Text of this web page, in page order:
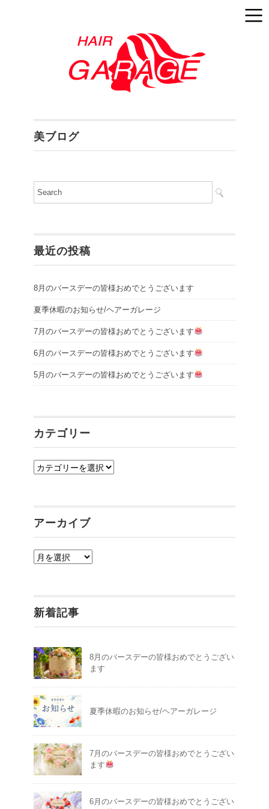
美ブログ
最近の投稿
8月のバースデーの皆様おめでとうございます
夏季休暇のお知らせ/ヘアーガレージ
7月のバースデーの皆様おめでとうございます
6月のバースデーの皆様おめでとうございます
5月のバースデーの皆様おめでとうございます
カテゴリー
カ
ー
アーカイブ
ア
ブ
新着記事
8月のバースデーの皆様おめでとうござい
ます
夏季休暇のお知らせ/ヘアーガレージ
7月のバースデーの皆様おめでとうござい
ます
6月のバースデーの皆様おめでとうござい